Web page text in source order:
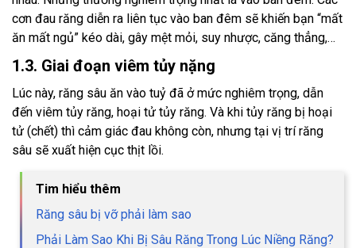
cơn đau răng diễn ra liên tục vào ban đêm sẽ khiến bạn “mất
ăn mất ngủ” kéo dài, gây mệt mỏi, suy nhược, căng thẳng,…
1.3. Giai đoạn viêm tủy nặng
Lúc này, răng sâu ăn vào tuỷ đã ở mức nghiêm trọng, dẫn
đến viêm tủy răng, hoại tử tủy răng. Và khi tủy răng bị hoại
tử (chết) thì cảm giác đau không còn, nhưng tại vị trí răng
sâu sẽ xuất hiện cục thịt lồi.
Tim hiểu thêm
Răng sâu bị vỡ phải làm sao
Phải Làm Sao Khi Bị Sâu Răng Trong Lúc Niềng Răng?